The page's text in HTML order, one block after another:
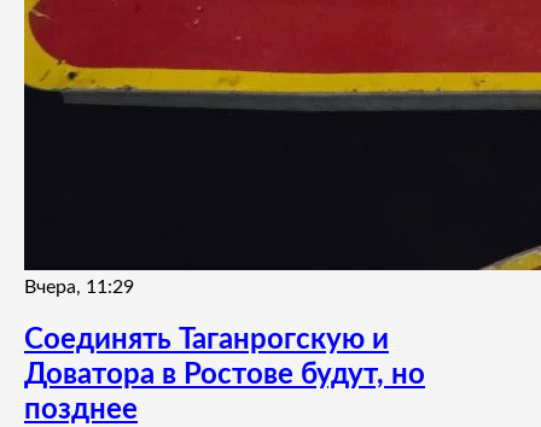
Вчера, 11:29
Соединять Таганрогскую и
Доватора в Ростове будут, но
позднее